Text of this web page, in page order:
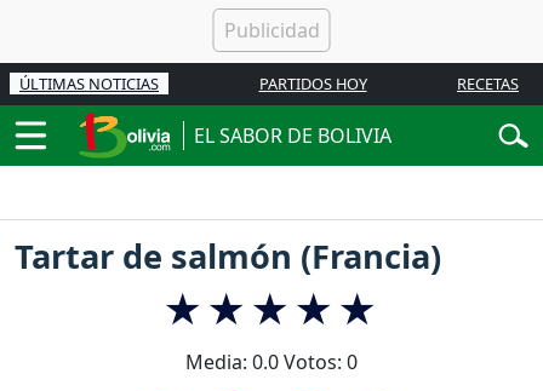
ÚLTIMAS NOTICIAS PARTIDOS HOY RECETAS
EL SABOR DE BOLIVIA
Tartar de salmón (Francia)
Media: 0.0Votos: 0